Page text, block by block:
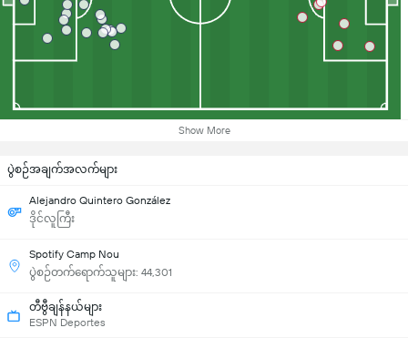
Show More
ပွဲစဉ်အချက်အလက်များ
Alejandro Quintero González
ဒိုင်လူကြီး
Spotify Camp Nou
ပွဲစဉ်တက်ရောက်သူများ: 44,301
တီဗွီချန်နယ်များ
ESPN Deportes